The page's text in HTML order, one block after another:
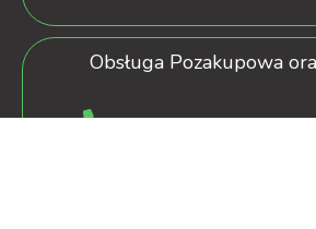
Obsługa Pozakupowa
+48 608-167-